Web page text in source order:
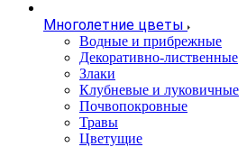
Многолетние цветы
Водные и прибрежные
Декоративно-лиственные
Злаки
Клубневые и луковичные
Почвопокровные
Травы
Цветущие